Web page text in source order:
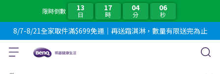
限時倒數 13
日
17
時
04
分
04
秒
8/7-8/21全家取件滿$699免運｜再送霜淇淋，數量有限送完為止